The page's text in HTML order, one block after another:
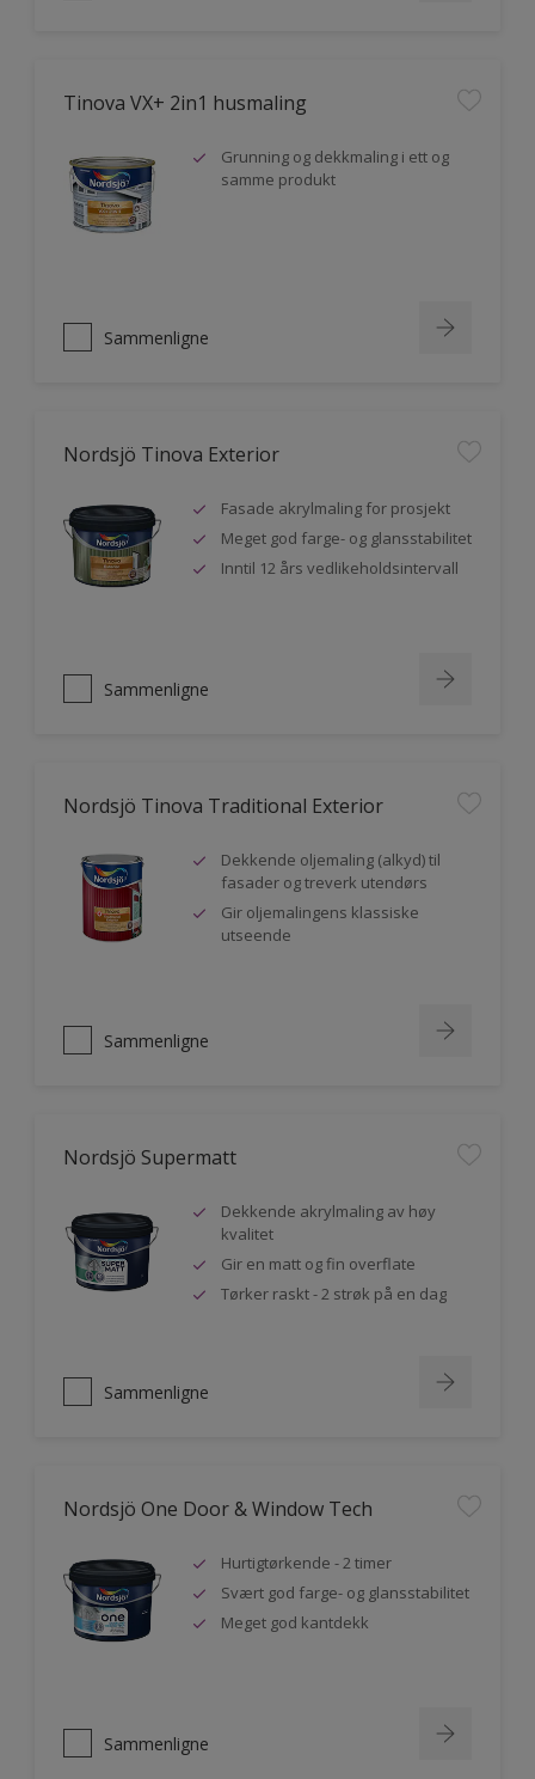
Tinova VX+ 2in1 husmaling
Grunning og dekkmaling i ett og
samme produkt
Sammenligne
Nordsjö Tinova Exterior
Fasade akrylmaling for prosjekt
Meget god farge- og glansstabilitet
Inntil 12 års vedlikeholdsintervall
Sammenligne
Nordsjö Tinova Traditional Exterior
Dekkende oljemaling (alkyd) til
fasader og treverk utendørs
Gir oljemalingens klassiske
utseende
Sammenligne
Nordsjö Supermatt
Dekkende akrylmaling av høy
kvalitet
Gir en matt og fin overflate
Tørker raskt - 2 strøk på en dag
Sammenligne
Nordsjö One Door & Window Tech
Hurtigtørkende - 2 timer
Svært god farge- og glansstabilitet
Meget god kantdekk
Sammenligne